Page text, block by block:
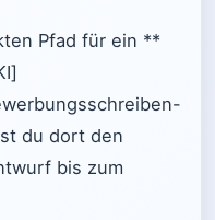
Pfad für ein **
du dort den
bis zum